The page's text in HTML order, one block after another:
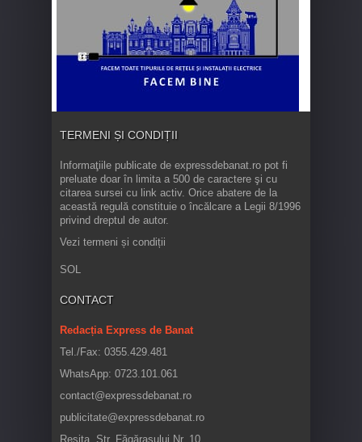
TERMENI ȘI CONDIȚII
Informaţiile publicate de expressdebanat.ro pot fi
preluate doar în limita a 500 de caractere şi cu
citarea sursei cu link activ. Orice abatere de la
această regulă constituie o încălcare a Legii 8/1996
privind dreptul de autor.
Vezi termeni și condiții
SOL
CONTACT
Redacția Express de Banat
Tel./Fax: 0355.429.481
WhatsApp: 0723.101.061
contact@expressdebanat.ro
publicitate@expressdebanat.ro
Reșița, Str. Făgărașului Nr. 10